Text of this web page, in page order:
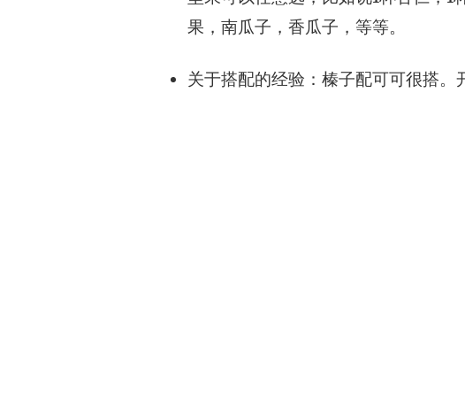
果，南瓜子，香瓜子，等等。
关于搭配的经验：榛子配可可很搭。